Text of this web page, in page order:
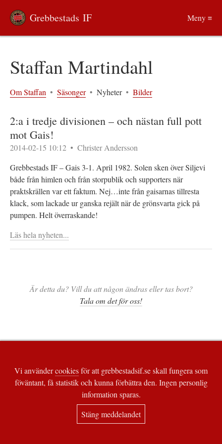
Staffan Martindahl
Om Staffan • Säsonger • Nyheter • Bilder
2:a i tredje divisionen – och nästan full pott
mot Gais!
2014-02-15 10:12 • Christer Andersson
Grebbestads IF – Gais 3-1. April 1982. Solen sken över Siljevi
både från himlen och från storpublik och supporters när
praktskrällen var ett faktum. Nej…inte från gaisarnas tillresta
klack, som lackade ur ganska rejält när de grönsvarta gick på
pumpen. Helt överraskande!
Läs hela nyheten...
Är detta du? Vill du att någon ändras eller tas bort?
Tala om det för oss!
Grebbestads IF Meny ≡
Vi användercookiesför att grebbestadsif.se skall fungera som
föväntant, få statistik och kunna förbättra den. Ingen personlig
information sparas.
Stäng meddelandet